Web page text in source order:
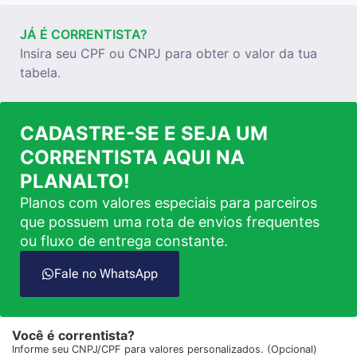
JÁ É CORRENTISTA?
Insira seu CPF ou CNPJ para obter o valor da tua
tabela.
CADASTRE-SE E SEJA UM
CORRENTISTA AQUI NA
PLANALTO!
Planos com valores especiais para parceiros
que possuem uma rota de envios frequentes
ou fluxo de entrega constante.
Fale no WhatsApp
Você é correntista?
Informe seu CNPJ/CPF para valores personalizados. (Opcional)